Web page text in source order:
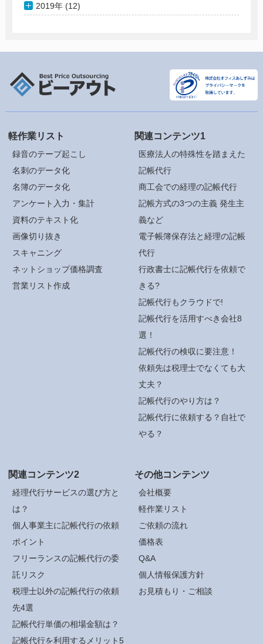
2019年 (12)
軽作業リスト
録音のテープ起こし
名刺のデータ化
名簿のデータ化
アンケート入力・集計
資料のテキスト化
画像切り抜き
スキャニング
ネットショップ価格調査
営業リスト作成
関連コンテンツ1
医療法人の特殊性を踏まえた
記帳代行
商工会での経理の記帳代行
記帳方式の3つの主義 発生主
義など
電子帳簿保存法と経理の記帳
代行
行政書士に記帳代行を依頼で
きる?
記帳代行もクラウドで!
記帳代行を活用すべき会社8
選！
記帳代行の検収に要注意！
依頼先は税理士でなくても大
丈夫？
記帳代行のやり方は？
記帳代行に依頼する？自社で
やる？
関連コンテンツ2
経理代行サービスの選び方と
は？
個人事業主に記帳代行の依頼
ポイント
フリーランスの記帳代行の委
託リスク
税理士以外の記帳代行の依頼
先4選
記帳代行単価の相場金額は？
記帳代行を利用するメリット5
その他コンテンツ
会社概要
軽作業リスト
ご依頼の流れ
価格表
Q&A
個人情報保護方針
お見積もり・ご相談